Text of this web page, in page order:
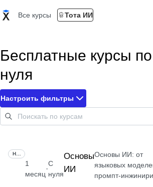
Все курсы Тота ИИ
Бесплатные курсы
нуля
Настроить фильтры
1
месяц
·
С
нуля
Основы
ИИ
Основы ИИ: от
языковых
промпт-